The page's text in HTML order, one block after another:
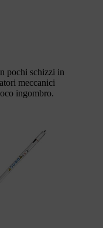
pochi schizzi in
meccanici
ingombro.